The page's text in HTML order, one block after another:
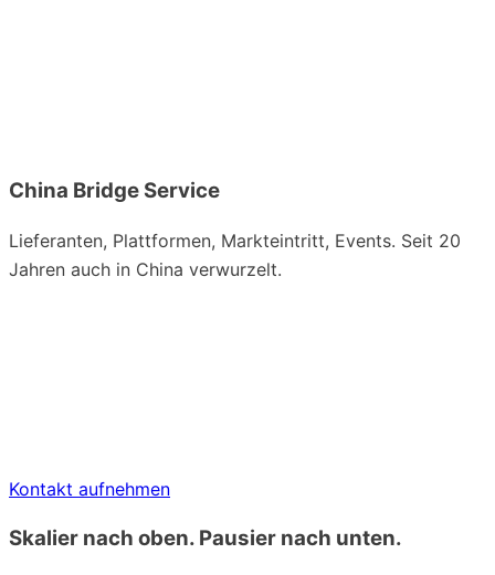
China Bridge Service
Lieferanten, Plattformen, Markteintritt, Events. Seit 20
Jahren auch in China verwurzelt.
Kontakt aufnehmen
Skalier nach oben. Pausier nach unten.